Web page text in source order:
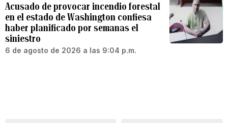
Acusado de provocar incendio forestal
en el estado de Washington confiesa
haber planificado por semanas el
siniestro
6 de agosto de 2026 a las 9:04 p.m.